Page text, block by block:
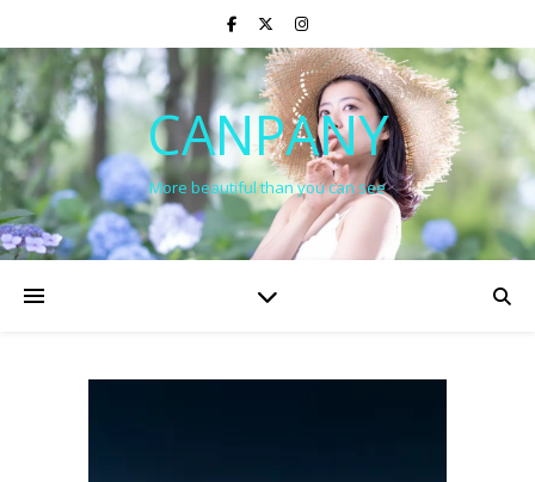
CANPANY
More beautiful than you can see